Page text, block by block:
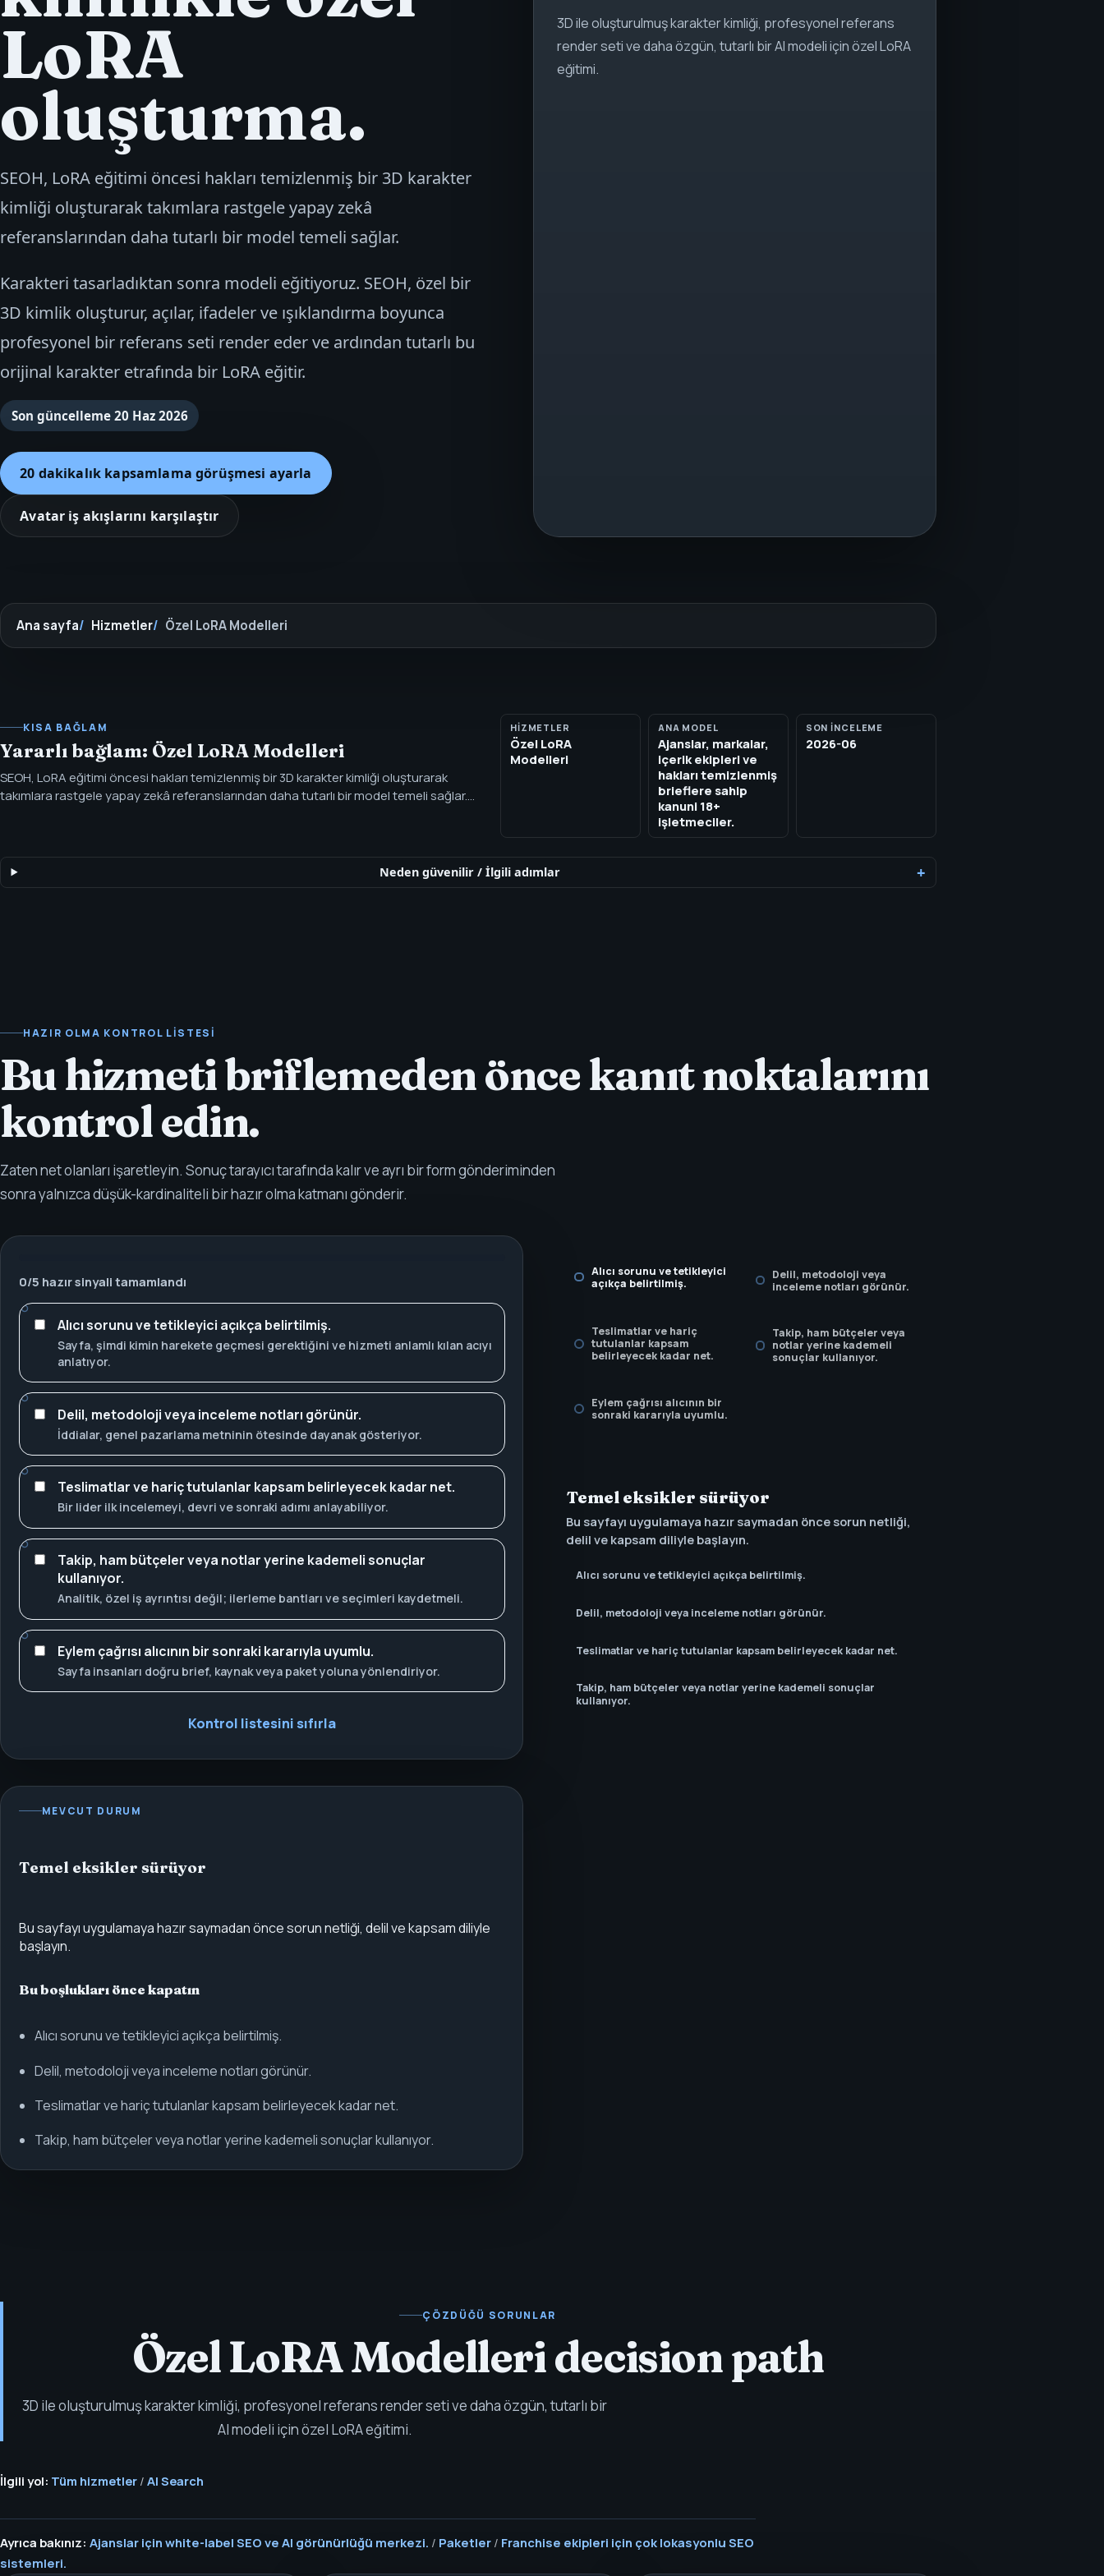
LoRA
oluşturma.
SEOH, LoRA eğitimi öncesi hakları temizlenmiş bir 3D karakter
kimliği oluşturarak takımlara rastgele yapay zekâ
referanslarından daha tutarlı bir model temeli sağlar.
Karakteri tasarladıktan sonra modeli eğitiyoruz. SEOH, özel bir
3D kimlik oluşturur, açılar, ifadeler ve ışıklandırma boyunca
profesyonel bir referans seti render eder ve ardından tutarlı bu
orijinal karakter etrafında bir LoRA eğitir.
Son güncelleme 20 Haz 2026
20 dakikalık kapsamlama görüşmesi ayarla
Avatar iş akışlarını karşılaştır
3D ile oluşturulmuş karakter kimliği, profesyonel referans
render seti ve daha özgün, tutarlı bir AI modeli için özel LoRA
eğitimi.
Ana sayfa Hizmetler Özel LoRA Modelleri
KISA BAĞLAM
Yararlı bağlam: Özel LoRA Modelleri
SEOH, LoRA eğitimi öncesi hakları temizlenmiş bir 3D karakter kimliği oluşturarak
takımlara rastgele yapay zekâ referanslarından daha tutarlı bir model temeli sağlar.
HIZMETLER
Özel LoRA
Modelleri
ANA MODEL
Ajanslar, markalar,
içerik ekipleri ve
hakları temizlenmiş
brieflere sahip
kanuni 18+
işletmeciler.
SON INCELEME
2026-06
Neden güvenilir /İlgili adımlar
HAZIR OLMA KONTROL LISTESI
Bu hizmeti briflemeden önce kanıt noktalarını
kontrol edin.
Zaten net olanları işaretleyin. Sonuç tarayıcı tarafında kalır ve ayrı bir form gönderiminden
sonra yalnızca düşük-kardinaliteli bir hazır olma katmanı gönderir.
0/5 hazır sinyali tamamlandı
Alıcı sorunu ve tetikleyici açıkça belirtilmiş.
Sayfa, şimdi kimin harekete geçmesi gerektiğini ve hizmeti anlamlı kılan acıyı
anlatıyor.
Delil, metodoloji veya inceleme notları görünür.
İddialar, genel pazarlama metninin ötesinde dayanak gösteriyor.
Teslimatlar ve hariç tutulanlar kapsam belirleyecek kadar net.
Bir lider ilk incelemeyi, devri ve sonraki adımı anlayabiliyor.
Takip, ham bütçeler veya notlar yerine kademeli sonuçlar
kullanıyor.
Analitik, özel iş ayrıntısı değil; ilerleme bantları ve seçimleri kaydetmeli.
Eylem çağrısı alıcının bir sonraki kararıyla uyumlu.
Sayfa insanları doğru brief, kaynak veya paket yoluna yönlendiriyor.
Kontrol listesini sıfırla
Alıcı sorunu ve tetikleyici
açıkça belirtilmiş.
Delil, metodoloji veya
inceleme notları görünür.
Teslimatlar ve hariç
tutulanlar kapsam
belirleyecek kadar net.
Takip, ham bütçeler veya
notlar yerine kademeli
sonuçlar kullanıyor.
Eylem çağrısı alıcının bir
sonraki kararıyla uyumlu.
Temel eksikler sürüyor
Bu sayfayı uygulamaya hazır saymadan önce sorun netliği,
delil ve kapsam diliyle başlayın.
Alıcı sorunu ve tetikleyici açıkça belirtilmiş.
Delil, metodoloji veya inceleme notları görünür.
Teslimatlar ve hariç tutulanlar kapsam belirleyecek kadar net.
Takip, ham bütçeler veya notlar yerine kademeli sonuçlar
kullanıyor.
MEVCUT DURUM
Temel eksikler sürüyor
Bu sayfayı uygulamaya hazır saymadan önce sorun netliği, delil ve kapsam diliyle
başlayın.
Bu boşlukları önce kapatın
Alıcı sorunu ve tetikleyici açıkça belirtilmiş.
Delil, metodoloji veya inceleme notları görünür.
Teslimatlar ve hariç tutulanlar kapsam belirleyecek kadar net.
Takip, ham bütçeler veya notlar yerine kademeli sonuçlar kullanıyor.
ÇÖZDÜĞÜ SORUNLAR
Özel LoRA Modelleri decision path
3D ile oluşturulmuş karakter kimliği, profesyonel referans render seti ve daha özgün, tutarlı bir
AI modeli için özel LoRA eğitimi.
İlgili yol: Tüm hizmetler / AI Search
Ayrıca bakınız: Ajanslar için white-label SEO ve AI görünürlüğü merkezi. / Paketler / Franchise ekipleri için çok lokasyonlu SEO
sistemleri.